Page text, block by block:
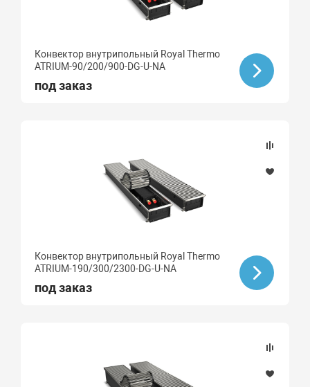
Конвектор внутрипольный Royal Thermo
ATRIUM-90/200/900-DG-U-NA
под заказ
Конвектор внутрипольный Royal Thermo
ATRIUM-190/300/2300-DG-U-NA
под заказ